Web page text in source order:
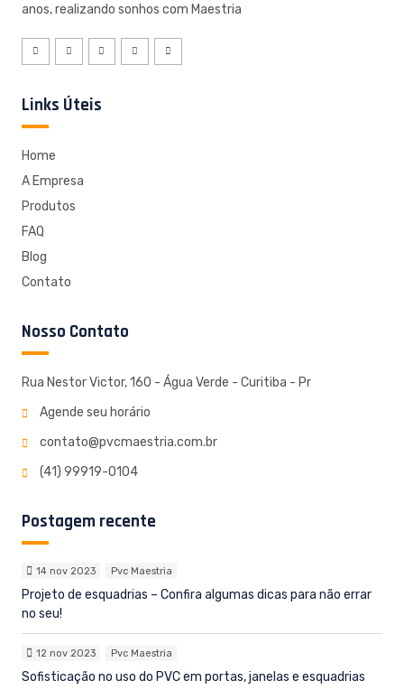
anos, realizando sonhos com Maestria
Links Úteis
Home
A Empresa
Produtos
FAQ
Blog
Contato
Nosso Contato
Rua Nestor Victor, 160 - Água Verde - Curitiba - Pr
Agende seu horário
contato@pvcmaestria.com.br
(41) 99919-0104
Postagem recente
14 nov 2023 Pvc Maestria
Projeto de esquadrias – Confira algumas dicas para não errar
no seu!
12 nov 2023 Pvc Maestria
Sofisticação no uso do PVC em portas, janelas e esquadrias